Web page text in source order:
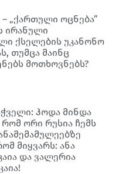
„ქართული ოცნება”
ირანული
ქსელების უკანონო
თუმცა მაინც
მოთხოვნებს?
ჰოდა მინდა
ორი რუსია ჩემს
მიყვარს: ანა
და ვალერია